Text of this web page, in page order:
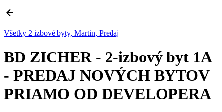
Všetky 2 izbové byty, Martin, Predaj
BD ZICHER - 2-izbový byt 1A
- PREDAJ NOVÝCH BYTOV
PRIAMO OD DEVELOPERA